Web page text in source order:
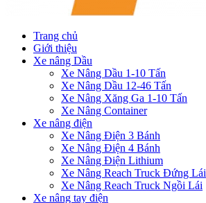
Trang chủ
Giới thiệu
Xe nâng Dầu
Xe Nâng Dầu 1-10 Tấn
Xe Nâng Dầu 12-46 Tấn
Xe Nâng Xăng Ga 1-10 Tấn
Xe Nâng Container
Xe nâng điện
Xe Nâng Điện 3 Bánh
Xe Nâng Điện 4 Bánh
Xe Nâng Điện Lithium
Xe Nâng Reach Truck Đứng Lái
Xe Nâng Reach Truck Ngồi Lái
Xe nâng tay điện